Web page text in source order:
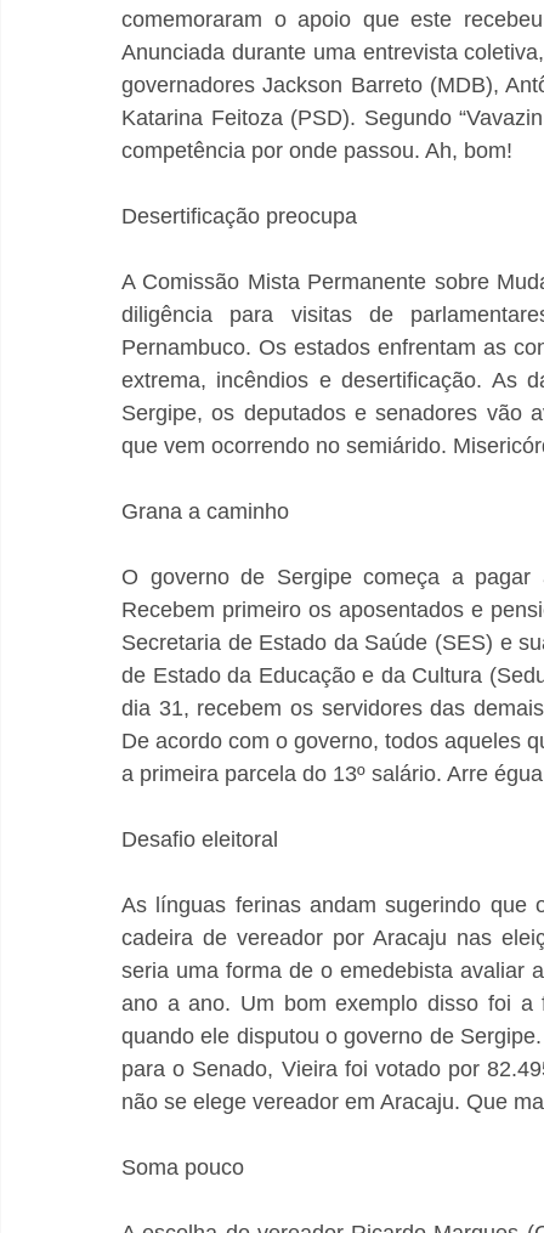
comemoraram o apoio que este
Anunciada durante uma entrevista
governadores Jackson Barreto (MDB),
Katarina Feitoza (PSD). Segundo
competência por onde passou. Ah, bom!
Desertificação preocupa
A Comissão Mista Permanente sobre
diligência para visitas de
Pernambuco. Os estados enfrentam as
extrema, incêndios e desertificação. As
Sergipe, os deputados e senadores vão
que vem ocorrendo no semiárido.
Grana a caminho
O governo de Sergipe começa a
Recebem primeiro os aposentados e
Secretaria de Estado da Saúde (SES) e
de Estado da Educação e da Cultura
dia 31, recebem os servidores das
De acordo com o governo, todos aqueles
a primeira parcela do 13º salário. Arre
Desafio eleitoral
As línguas ferinas andam sugerindo que
cadeira de vereador por Aracaju nas
seria uma forma de o emedebista avaliar
ano a ano. Um bom exemplo disso foi a
quando ele disputou o governo de
para o Senado, Vieira foi votado por
não se elege vereador em Aracaju. Que
Soma pouco